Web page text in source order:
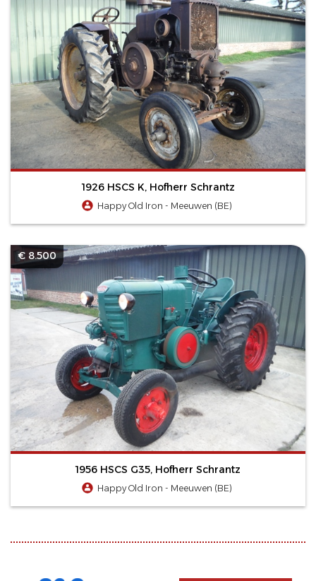
1926 HSCS K, Hofherr Schrantz
Happy Old Iron - Meeuwen (BE)
€ 8.500
1956 HSCS G35, Hofherr Schrantz
Happy Old Iron - Meeuwen (BE)